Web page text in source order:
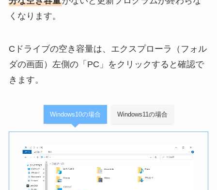
くなります。
Cドライブの空き容量は、エクスプローラ（フォル
ダの画面）左側の「PC」をクリックすると確認で
きます。
Windows10の場合 Windows11の場合